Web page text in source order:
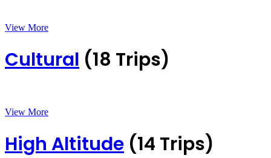
View More
Cultural (18 Trips)
View More
High Altitude (14 Trips)